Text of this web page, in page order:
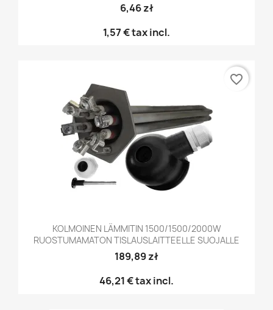
6,46 zł
1,57 €tax incl.
KOLMOINEN LÄMMITIN 1500/1500/2000W
RUOSTUMAMATON TISLAUSLAITTEELLE SUOJALLE
189,89 zł
46,21 €tax incl.
favorite_border